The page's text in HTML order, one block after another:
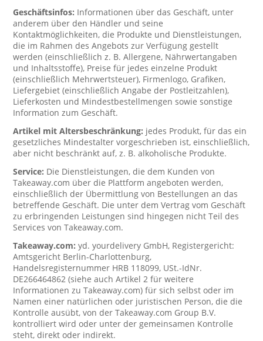
Geschäftsinfos: Informationen über das Geschäft, unter
anderem über den Händler und seine
Kontaktmöglichkeiten, die Produkte und Dienstleistungen,
die im Rahmen des Angebots zur Verfügung gestellt
werden (einschließlich z. B. Allergene, Nährwertangaben
und Inhaltsstoffe), Preise für jedes einzelne Produkt
(einschließlich Mehrwertsteuer), Firmenlogo, Grafiken,
Liefergebiet (einschließlich Angabe der Postleitzahlen),
Lieferkosten und Mindestbestellmengen sowie sonstige
Information zum Geschäft.
Artikel mit Altersbeschränkung: jedes Produkt, für das ein
gesetzliches Mindestalter vorgeschrieben ist, einschließlich,
aber nicht beschränkt auf, z. B. alkoholische Produkte.
Service: Die Dienstleistungen, die dem Kunden von
Takeaway.com über die Plattform angeboten werden,
einschließlich der Übermittlung von Bestellungen an das
betreffende Geschäft. Die unter dem Vertrag vom Geschäft
zu erbringenden Leistungen sind hingegen nicht Teil des
Services von Takeaway.com.
Takeaway.com:yd. yourdelivery GmbH, Registergericht:
Amtsgericht Berlin-Charlottenburg,
Handelsregisternummer HRB 118099, USt.-IdNr.
DE266464862 (siehe auch Artikel 2 für weitere
Informationen zu Takeaway.com) für sich selbst oder im
Namen einer natürlichen oder juristischen Person, die die
Kontrolle ausübt, von der Takeaway.com Group B.V.
kontrolliert wird oder unter der gemeinsamen Kontrolle
steht, direkt oder indirekt.